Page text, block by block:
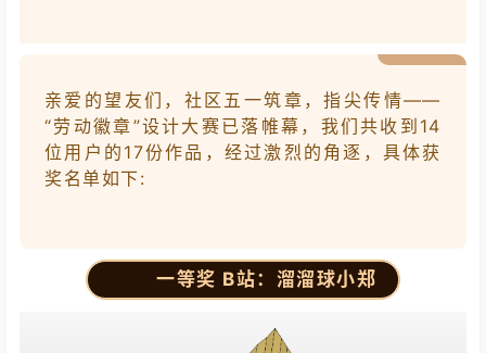
亲爱的望友们，社区五一筑章，指尖传情——
“劳动徽章”设计大赛已落帷幕，我们共收到14
位用户的17份作品，经过激烈的角逐，具体获
奖名单如下:
一等奖 B站：溜溜球小郑